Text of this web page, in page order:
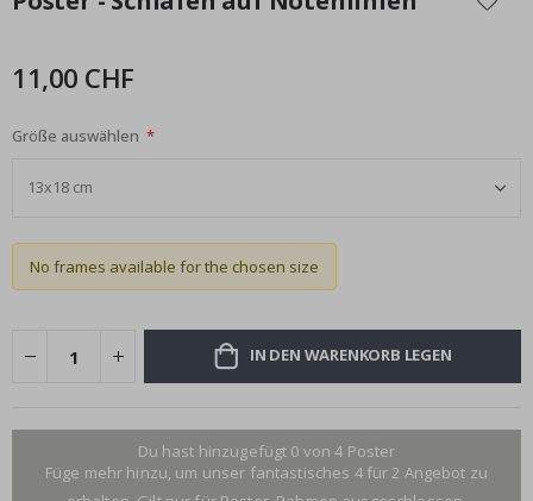
der
11,00 CHF
Größe auswählen
No frames available for the chosen size
IN DEN WARENKORB LEGEN
Du hast hinzugefügt 0 von 4 Poster
Füge mehr hinzu, um unser fantastisches 4 für 2 Angebot zu